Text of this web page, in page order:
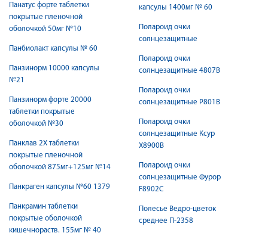
Панатус форте таблетки
покрытые пленочной
оболочкой 50мг №10
Панбиолакт капсулы № 60
Панзинорм 10000 капсулы
№21
Панзинорм форте 20000
таблетки покрытые
оболочкой №30
Панклав 2Х таблетки
покрытые пленочной
оболочкой 875мг+125мг №14
Панкраген капсулы №60 1379
Панкрамин таблетки
покрытые оболочкой
кишечнораств. 155мг № 40
капсулы 1400мг № 60
Полароид очки
солнцезащитные
Полароид очки
солнцезащитные 4807B
Полароид очки
солнцезащитные P801B
Полароид очки
солнцезащитные Ксур
X8900B
Полароид очки
солнцезащитные Фурор
F8902C
Полесье Ведро-цветок
среднее П-2358